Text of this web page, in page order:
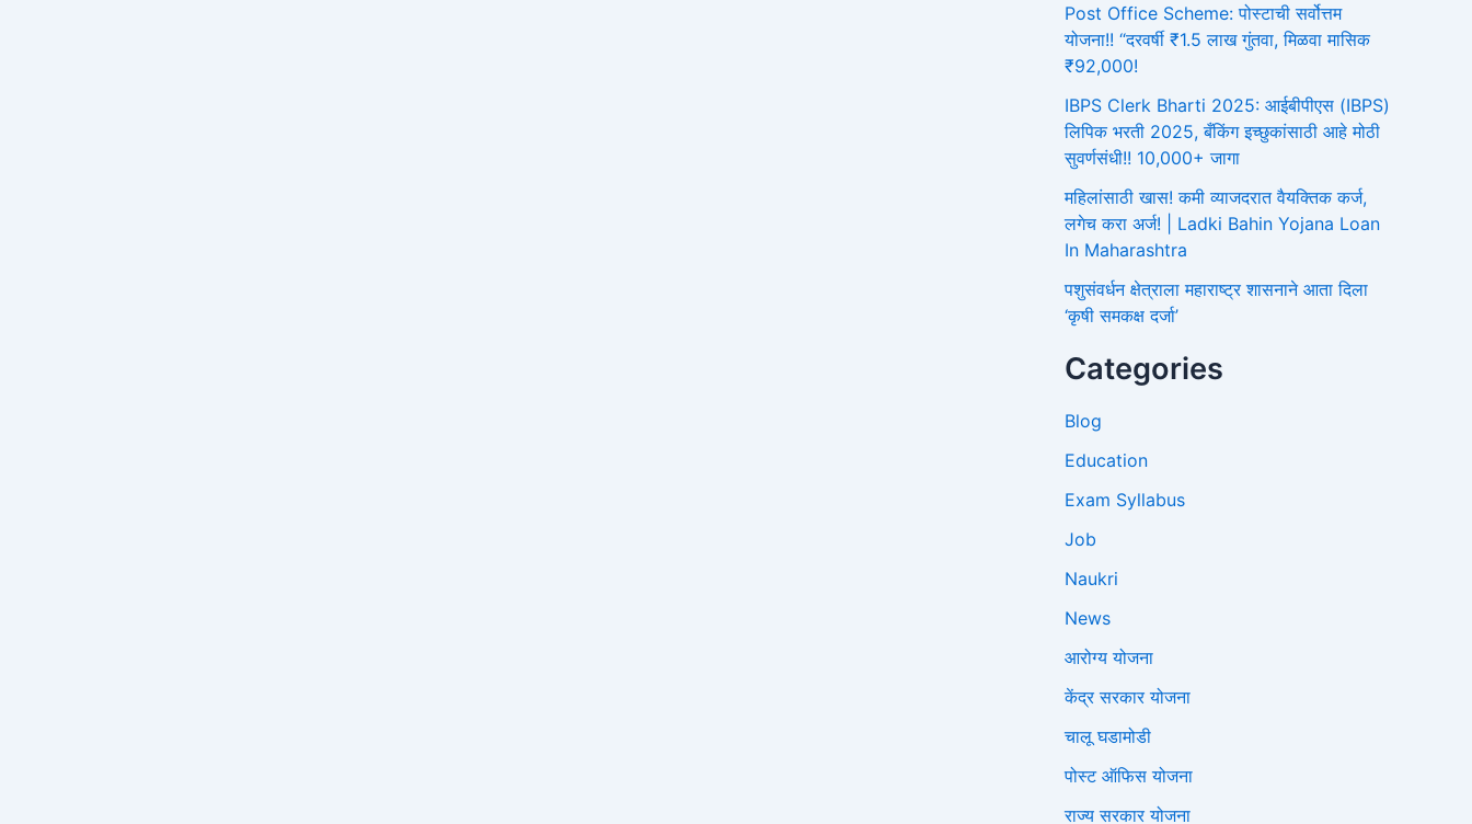
Post Office Scheme: पोस्टाची सर्वोत्तम
योजना!! “दरवर्षी ₹1.5 लाख गुंतवा, मिळवा मासिक
₹92,000!
IBPS Clerk Bharti 2025: आईबीपीएस (IBPS)
लिपिक भरती 2025, बँकिंग इच्छुकांसाठी आहे मोठी
सुवर्णसंधी!! 10,000+ जागा
महिलांसाठी खास! कमी व्याजदरात वैयक्तिक कर्ज,
लगेच करा अर्ज! | Ladki Bahin Yojana Loan
In Maharashtra
पशुसंवर्धन क्षेत्राला महाराष्ट्र शासनाने आता दिला
‘कृषी समकक्ष दर्जा’
Categories
Blog
Education
Exam Syllabus
Job
Naukri
News
आरोग्य योजना
केंद्र सरकार योजना
चालू घडामोडी
पोस्ट ऑफिस योजना
राज्य सरकार योजना